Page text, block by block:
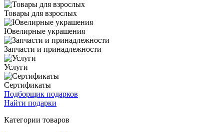
Товары для взрослых
Ювелирные украшения
Запчасти и принадлежности
Услуги
Сертификаты
Подборщик подарков
Найти подарки
Категории товаров